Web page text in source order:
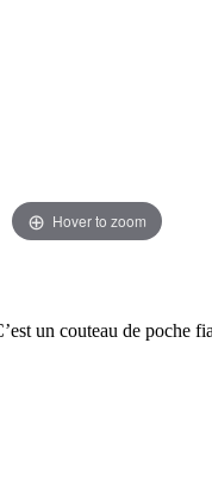
Hover to zoom
un couteau de poche